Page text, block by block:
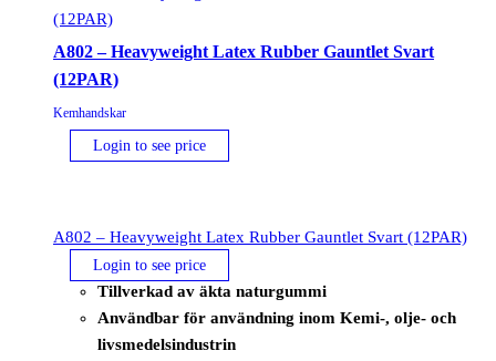
A802 – Heavyweight Latex Rubber Gauntlet Svart
(12PAR)
Kemhandskar
Login to see price
A802 – Heavyweight Latex Rubber Gauntlet Svart (12PAR)
Login to see price
Tillverkad av äkta naturgummi
Användbar för användning inom Kemi-, olje- och
livsmedelsindustrin